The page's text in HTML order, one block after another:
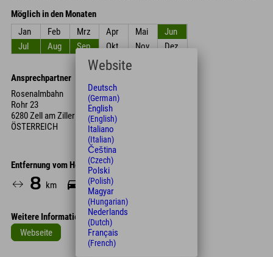
Möglich in den Monaten
Jan
Feb Mrz Apr Mai
Jun
Jul
Aug Sep Okt Nov Dez
Ansprechpartner
Rosenalmbahn
Rohr 23
6280 Zell am Ziller
ÖSTERREICH
Entfernung vom Hotel
8 km 8 Min.
Weitere Informationen
Webseite
Leaflet
Website
Deutsch
(German)
English
(English)
Italiano
(Italian)
Čeština
(Czech)
Polski
(Polish)
Magyar
(Hungarian)
Nederlands
(Dutch)
Français
(French)